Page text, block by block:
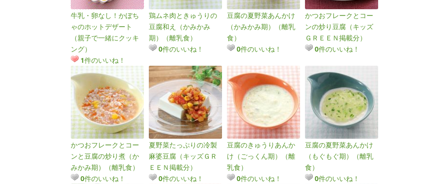
牛乳・卵なし！かぼち
ゃのホットデザート
（親子で一緒にクッキ
ング）
1件のいいね！
鶏ムネ肉ときゅうりの
豆腐和え（かみかみ
期）（離乳食）
0件のいいね！
豆腐の夏野菜あんかけ
（かみかみ期）（離乳
食）
0件のいいね！
かつおフレークとコー
ンの炒り豆腐（キッズ
ＧＲＥＥＮ掲載分）
0件のいいね！
かつおフレークとコー
ンと豆腐の炒り煮（か
みかみ期）（離乳食）
0件のいいね！
夏野菜たっぷりの冷製
麻婆豆腐（キッズＧＲ
ＥＥＮ掲載分）
0件のいいね！
豆腐のきゅうりあんか
け（ごっくん期）（離
乳食）
0件のいいね！
豆腐の夏野菜あんかけ
（もぐもぐ期）（離乳
食）
0件のいいね！